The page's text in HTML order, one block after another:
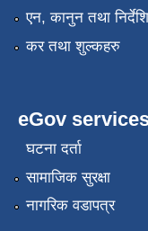
एन, कानुन तथा
कर तथा शुल्कहरु
eGov
घटना दर्ता
सामाजिक सुरक्षा
नागरिक वडापत्र